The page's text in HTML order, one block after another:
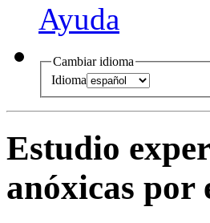
Ayuda
Cambiar idioma
Idioma
Estudio
anóxicas por